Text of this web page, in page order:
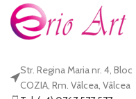
Str. Regina Maria nr. 4, Bloc
COZIA, Rm. Vâlcea, Vâlcea